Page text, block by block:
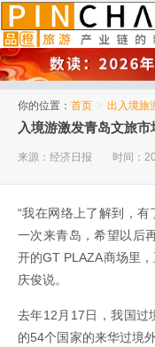
你的位置： 首页 > 出入境旅
入境游激发青岛文旅市
来源：经济日报 时间：
“我在网络上了解到，
一次来青岛，希望以后
开的GT PLAZA商场里
庆俊说。
去年12月17日，我国过
的54个国家的来华过境